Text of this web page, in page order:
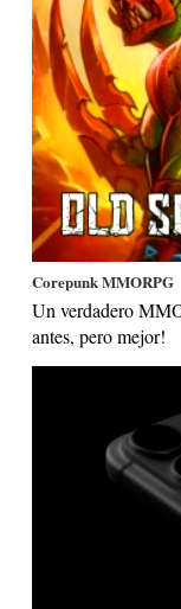
Corepunk MMORPG
Un verdadero
antes, pero mejor!